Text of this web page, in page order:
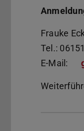
Frauke
Tel.:
E-Mail: